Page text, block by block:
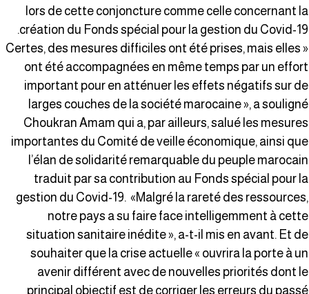
lors de cette conjoncture comme celle concernant
création du Fonds spécial pour la gestion du Covid-
« Certes, des mesures difficiles ont été prises, mais elles
ont été accompagnées en même temps par un
important pour en atténuer les effets négatifs sur
larges couches de la société marocaine », a
Choukran Amam qui a, par ailleurs, salué les
importantes du Comité de veille économique, ainsi
l’élan de solidarité remarquable du peuple
traduit par sa contribution au Fonds spécial pour
gestion du Covid-19. «Malgré la rareté des
notre pays a su faire face intelligemment à
situation sanitaire inédite », a-t-il mis en avant. Et
souhaiter que la crise actuelle « ouvrira la porte à
avenir différent avec de nouvelles priorités dont
principal objectif est de corriger les erreurs du